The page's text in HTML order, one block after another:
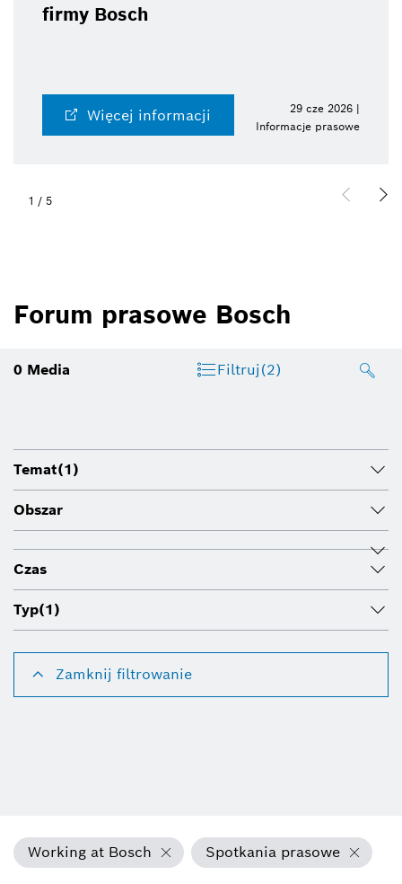
firmy Bosch
Więcej informacji
29 cze 2026 |
Informacje prasowe
1 / 5
Forum prasowe Bosch
0 Media Filtruj(2)
Temat(1)
Obszar
Czas
Typ(1)
Zamknij filtrowanie
Working at Bosch Spotkania prasowe